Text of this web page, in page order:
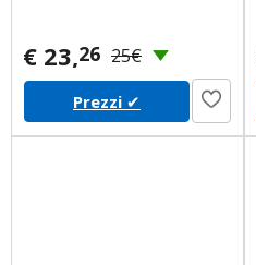
vivariums arboricoles.
€ 23,26 25€
Prezzi ✔